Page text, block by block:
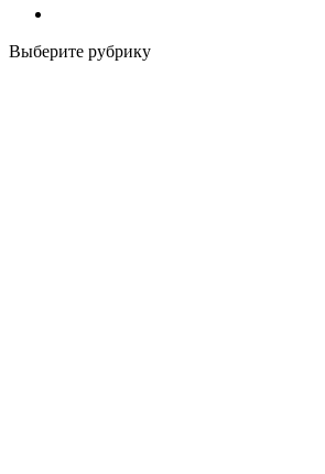
Выберите рубрику